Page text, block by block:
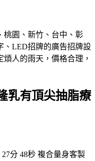
桃園、新竹、台中、彰
、LED招牌的廣告招牌設
人的雨天，價格合理，
乳有頂尖抽脂療
分 48秒 複合量身客製